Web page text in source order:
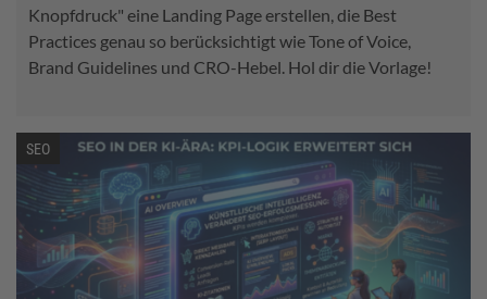
Knopfdruck" eine Landing Page erstellen, die Best
Practices genau so berücksichtigt wie Tone of Voice,
Brand Guidelines und CRO-Hebel. Hol dir die Vorlage!
SEO